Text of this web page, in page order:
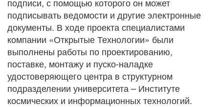
подписывать ведомости и другие электронные
документы. В ходе проекта специалистами
компании «Открытые Технологии» были
выполнены работы по проектированию,
поставке, монтажу и пуско-наладке
удостоверяющего центра в структурном
подразделении университета – Институте
космических и информационных технологий.